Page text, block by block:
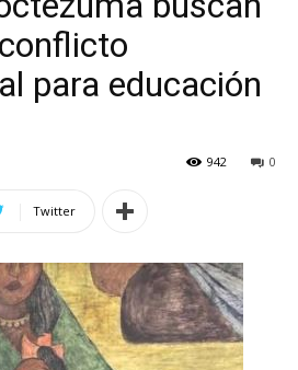
para educación
0
942
Twitter